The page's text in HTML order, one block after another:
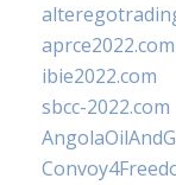
aprce2022.com
ibie2022.com
sbcc-2022.com